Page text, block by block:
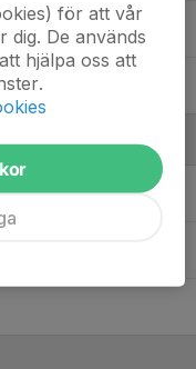
för att vår
dig. De används
hjälpa oss att